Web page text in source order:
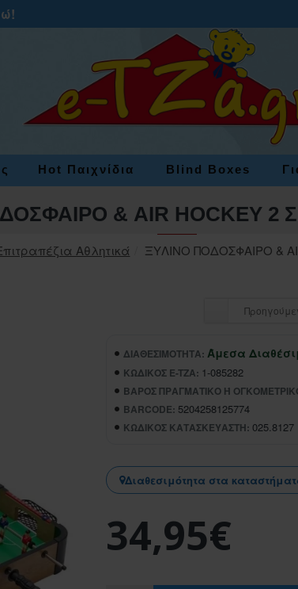
Hot Παιχνίδια Blind Boxes
Αθλητικά ΞΥΛΙΝΟ ΠΟΔΟΣΦΑΙΡΟ &
& AIR HOCKEY 2
ΔΙΑΘΕΣΙΜΌΤΗΤΑ: Άμεσα
ΚΩΔΙΚΌΣ E-TZA: 1-085282
ΒΆΡΟΣ ΠΡΑΓΜΑΤΙΚΌ Ή
BARCODE: 5204258125774
ΚΩΔΙΚΌΣ ΚΑΤΑΣΚΕΥΑΣΤΉ: 025.8127
Διαθεσιμότητα στα
34,95€